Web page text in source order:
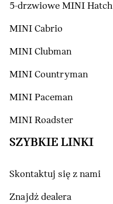
5-drzwiowe MINI Hatch
MINI Cabrio
MINI Clubman
MINI Countryman
MINI Paceman
MINI Roadster
SZYBKIE LINKI
Skontaktuj się z nami
Znajdź dealera